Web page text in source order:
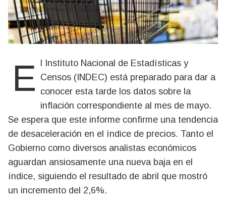
El Instituto Nacional de Estadísticas y Censos (INDEC) está preparado para dar a
conocer esta tarde los datos sobre la
inflación correspondiente al mes de mayo.
Se espera que este informe confirme una tendencia
de desaceleración en el índice de precios. Tanto el
Gobierno como diversos analistas económicos
aguardan ansiosamente una nueva baja en el
índice, siguiendo el resultado de abril que mostró
un incremento del 2,6%.